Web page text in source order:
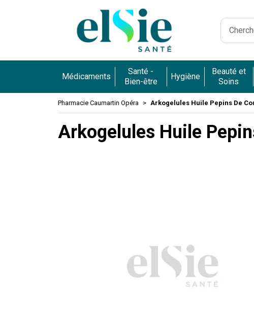
Médicaments
Santé -
Bien-être
Hygiène
Beauté et
Soins
Pharmacie Caumartin Opéra Arkogelules Huile Pepins De
Arkogelules Huile